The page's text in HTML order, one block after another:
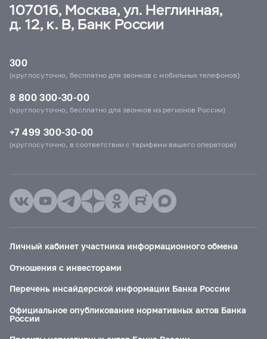
107016, Москва, ул. Неглинная,
д. 12, к. В, Банк России
300
(круглосуточно, бесплатно для звонков с мобильных телефонов)
8 800 300-30-00
(круглосуточно, бесплатно для звонков из регионов России)
+7 499 300-30-00
(круглосуточно, в соответствии с тарифами вашего оператора)
Личный кабинет участника информационного обмена
Отношения с инвесторами
Перечень инсайдерской информации Банка России
Официальное опубликование нормативных актов Банка
России